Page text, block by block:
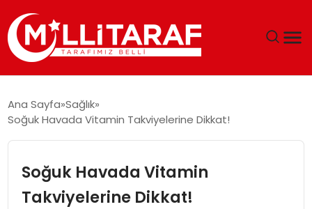
ÖZEL SAYFALAR
TEKNOLOJI
EKONOMI
Ana Sayfa Sağlık
Soğuk Havada Vitamin Takviyelerine Dikkat!
Soğuk Havada Vitamin
Takviyelerine Dikkat!